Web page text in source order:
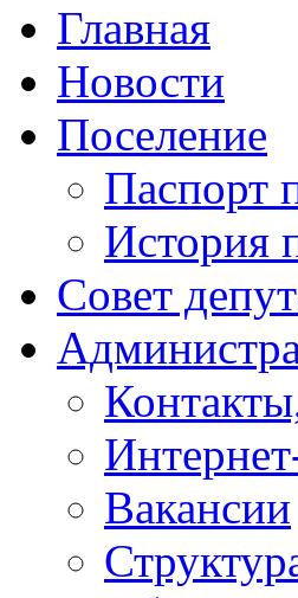
Главная
Новости
Поселение
Паспорт
История
Совет
Вакансии